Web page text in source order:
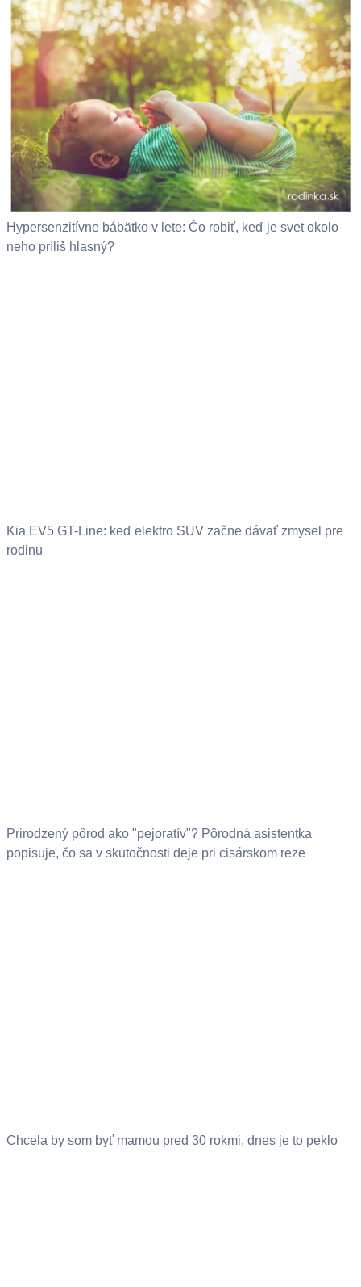
Hypersenzitívne bábätko v lete: Čo robiť, keď je svet okolo
neho príliš hlasný?
Kia EV5 GT-Line: keď elektro SUV začne dávať zmysel pre
rodinu
Prirodzený pôrod ako "pejoratív"? Pôrodná asistentka
popisuje, čo sa v skutočnosti deje pri cisárskom reze
Chcela by som byť mamou pred 30 rokmi, dnes je to peklo